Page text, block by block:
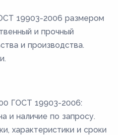
19903-2006 размером
и прочный
и производства.
ГОСТ 19903-2006:
и наличие по запросу.
характеристики и сроки